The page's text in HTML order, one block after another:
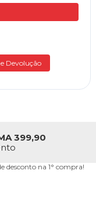
Devolução
399,90
desconto na 1° compra!